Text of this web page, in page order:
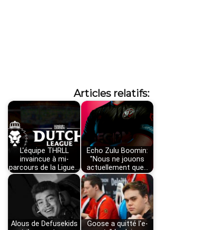
Articles relatifs:
L'équipe THRLL
invaincue à mi-
parcours de la Ligue…
Echo Zulu Boomin:
"Nous ne jouons
actuellement que…
Alous de Defusekids
Goose a quitté l'e-